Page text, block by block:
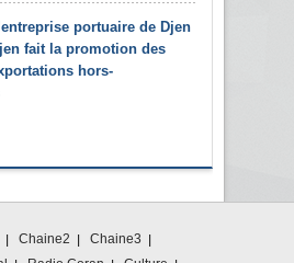
portuaire de Djen
fait la promotion des
hors-
Chaine2
Chaine3